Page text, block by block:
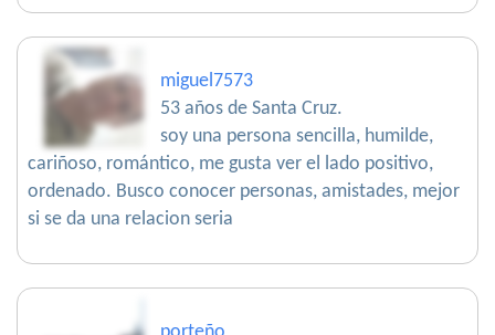
miguel7573
53 años de Santa Cruz.
soy una persona sencilla, humilde,
cariñoso, romántico, me gusta ver el lado positivo,
ordenado. Busco conocer personas, amistades, mejor
si se da una relacion seria